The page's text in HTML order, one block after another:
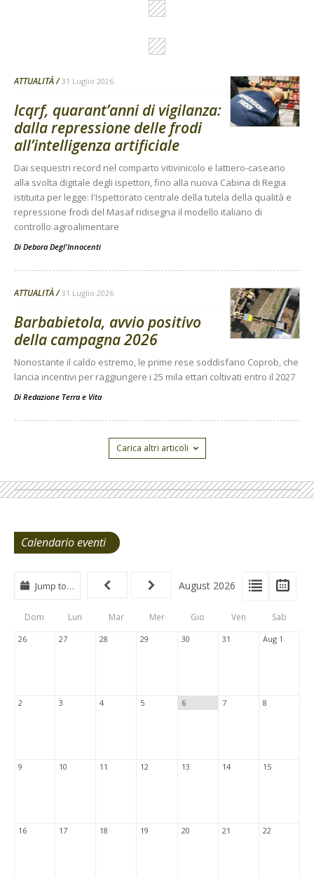
ATTUALITÀ 31 Luglio 2026
Icqrf, quarant’anni di vigilanza:
dalla repressione delle frodi
all’intelligenza artificiale
Dai sequestri record nel comparto vitivinicolo e lattiero-caseario
alla svolta digitale degli ispettori, fino alla nuova Cabina di Regia
istituita per legge: l'Ispettorato centrale della tutela della qualità e
repressione frodi del Masaf ridisegna il modello italiano di
controllo agroalimentare
Di Debora Degl'Innocenti
ATTUALITÀ 31 Luglio 2026
Barbabietola, avvio positivo
della campagna 2026
Nonostante il caldo estremo, le prime rese soddisfano Coprob, che
lancia incentivi per raggiungere i 25 mila ettari coltivati entro il 2027
Di Redazione Terra e Vita
Carica altri articoli
Calendario eventi
View
Type
Tabs
View
List
Jump to… August 2026
Dom Lun Mar Mer Gio Ven Sab
26 27 28 29 30 31 Aug 1
2 3 4 5 6 7 8
9 10 11 12 13 14 15
16 17 18 19 20 21 22